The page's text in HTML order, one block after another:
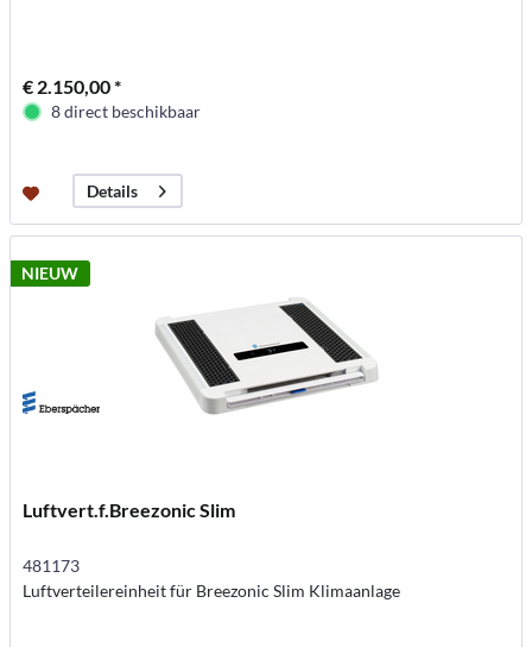
€ 2.150,00 *
8 direct beschikbaar
Details
NIEUW
Luftvert.f.Breezonic Slim
481173
Luftverteilereinheit für Breezonic Slim Klimaanlage